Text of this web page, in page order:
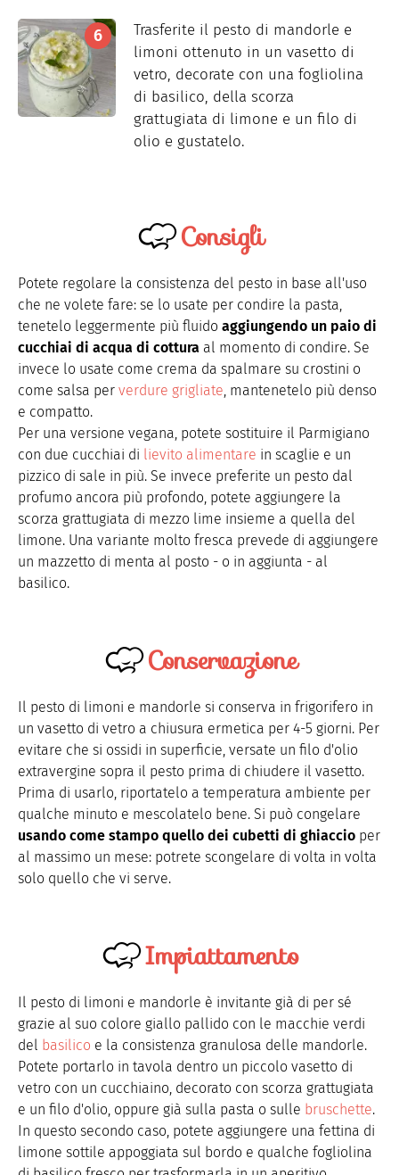
Trasferite il pesto di mandorle e
limoni ottenuto in un vasetto di
vetro, decorate con una fogliolina
di basilico, della scorza
grattugiata di limone e un filo di
olio e gustatelo.
Consigli
Potete regolare la consistenza del pesto in base all'uso
che ne volete fare: se lo usate per condire la pasta,
tenetelo leggermente più fluido aggiungendo un paio di
cucchiai di acqua di cottura al momento di condire. Se
invece lo usate come crema da spalmare su crostini o
come salsa per verdure grigliate, mantenetelo più denso
e compatto.
Per una versione vegana, potete sostituire il Parmigiano
con due cucchiai di lievito alimentare in scaglie e un
pizzico di sale in più. Se invece preferite un pesto dal
profumo ancora più profondo, potete aggiungere la
scorza grattugiata di mezzo lime insieme a quella del
limone. Una variante molto fresca prevede di aggiungere
un mazzetto di menta al posto - o in aggiunta - al
basilico.
Conservazione
Il pesto di limoni e mandorle si conserva in frigorifero in
un vasetto di vetro a chiusura ermetica per 4-5 giorni. Per
evitare che si ossidi in superficie, versate un filo d'olio
extravergine sopra il pesto prima di chiudere il vasetto.
Prima di usarlo, riportatelo a temperatura ambiente per
qualche minuto e mescolatelo bene. Si può congelare
usando come stampo quello dei cubetti di ghiaccio per
al massimo un mese: potrete scongelare di volta in volta
solo quello che vi serve.
Impiattamento
Il pesto di limoni e mandorle è invitante già di per sé
grazie al suo colore giallo pallido con le macchie verdi
del basilico e la consistenza granulosa delle mandorle.
Potete portarlo in tavola dentro un piccolo vasetto di
vetro con un cucchiaino, decorato con scorza grattugiata
e un filo d'olio, oppure già sulla pasta o sulle bruschette.
In questo secondo caso, potete aggiungere una fettina di
limone sottile appoggiata sul bordo e qualche fogliolina